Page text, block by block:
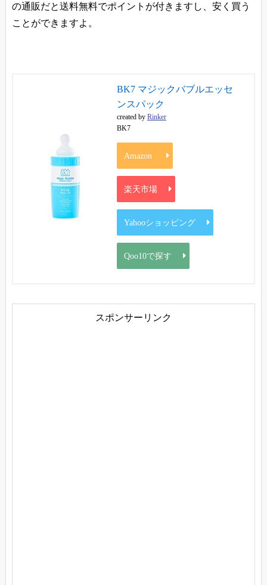
の通販だと送料無料でポイントが付きますし、安く買う
ことができますよ。
BK7 マジックバブルエッセ
ンスパック
created by Rinker
BK7
Amazon
楽天市場
Yahooショッピング
Qoo10で探す
スポンサーリンク